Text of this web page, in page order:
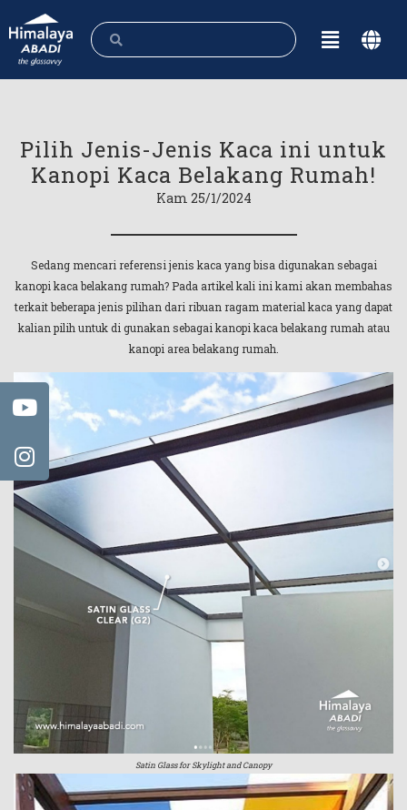
Pilih Jenis-Jenis Kaca ini untuk
Kanopi Kaca Belakang Rumah!
Kam 25/1/2024
Sedang mencari referensi jenis kaca yang bisa digunakan sebagai
kanopi kaca belakang rumah? Pada artikel kali ini kami akan membahas
terkait beberapa jenis pilihan dari ribuan ragam material kaca yang dapat
kalian pilih untuk di gunakan sebagai kanopi kaca belakang rumah atau
kanopi area belakang rumah.
Satin Glass for Skylight and Canopy